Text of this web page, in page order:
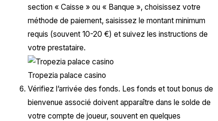
section « Caisse » ou « Banque », choisissez votre
méthode de paiement, saisissez le montant minimum
requis (souvent 10-20 €) et suivez les instructions de
votre prestataire.
Tropezia palace casino
Vérifiez l’arrivée des fonds. Les fonds et tout bonus de
bienvenue associé doivent apparaître dans le solde de
votre compte de joueur, souvent en quelques